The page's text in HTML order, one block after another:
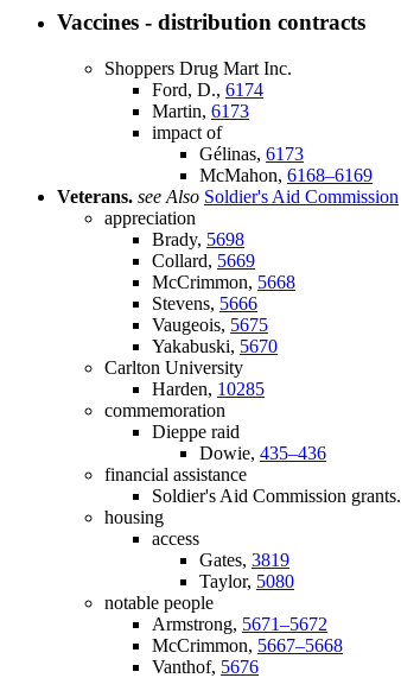
Vaccines - distribution contracts
Shoppers Drug Mart Inc.
Ford, D., 6174
Martin, 6173
impact of
Gélinas, 6173
McMahon, 6168–6169
Veterans. see Also Soldier's Aid Commission
appreciation
Brady, 5698
Collard, 5669
McCrimmon, 5668
Stevens, 5666
Vaugeois, 5675
Yakabuski, 5670
Carlton University
Harden, 10285
commemoration
Dieppe raid
Dowie, 435–436
financial assistance
Soldier's Aid Commission grants.
housing
access
Gates, 3819
Taylor, 5080
notable people
Armstrong, 5671–5672
McCrimmon, 5667–5668
Vanthof, 5676